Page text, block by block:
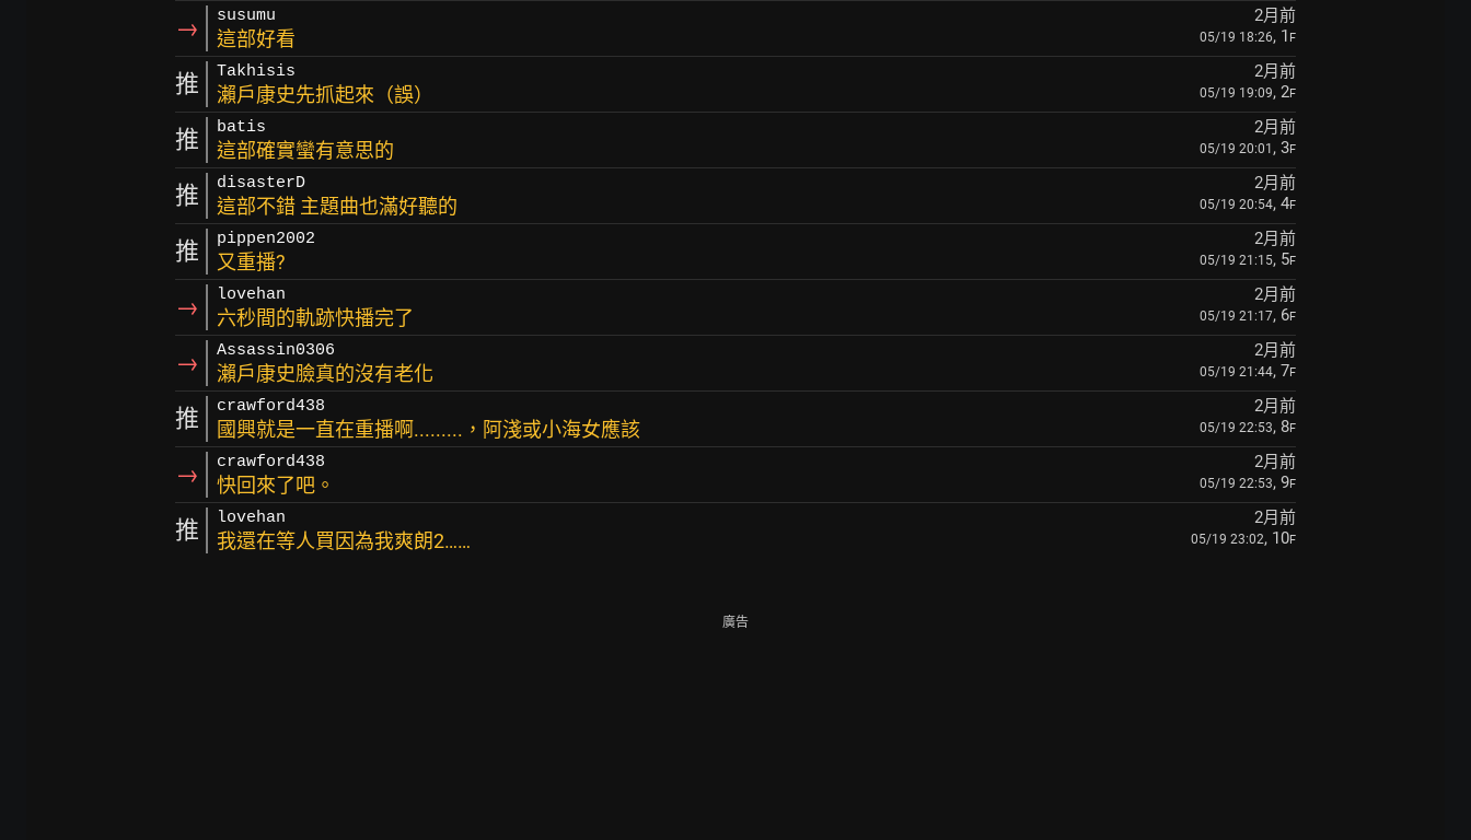
→ susumu 2月前
這部好看 05/19 18:26, 1 F
推 Takhisis 2月前
瀨戶康史先抓起來（誤） 05/19 19:09, 2F
推 batis 2月前
這部確實蠻有意思的 05/19 20:01 , 3F
推 disasterD 2月前
這部不錯 主題曲也滿好聽的 05/19 20:54, 4F
推 pippen2002 2月前
又重播? 05/19 21:15, 5F
→ lovehan 2月前
六秒間的軌跡快播完了 05/19 21:17, 6F
→ Assassin0306 2月前
瀨戶康史臉真的沒有老化 05/19 21:44, 7F
推 crawford438 2月前
國興就是一直在重播啊.........，阿淺或小海女應該 05/19 22:53, 8F
→ crawford438 2月前
快回來了吧。 05/19 22:53, 9F
推 lovehan 2月前
我還在等人買因為我爽朗2…… 05/19 23:02, 10F
廣告